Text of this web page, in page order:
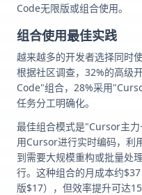
Code无限版或组合使用。
组合使用最佳实践
越来越多的开发者选择同时
根据社区调查，32%的高级
Code"组合，28%采用
任务分工明确化。
最佳组合模式是"Cursor主
用Cursor进行实时编码，利
到需要大规模重构或批量处
行。这种组合的月成本约
版$17），但效率提升可达